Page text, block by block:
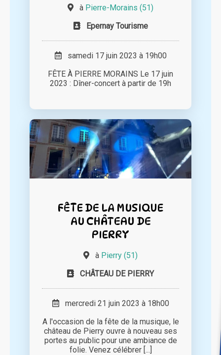
à Pierre-Morains (51)
Epernay Tourisme
samedi 17 juin 2023 à 19h00
FÊTE À PIERRE MORAINS Le 17 juin
2023 : Dîner-concert à partir de 19h
FÊTE DE LA MUSIQUE
AU CHÂTEAU DE
PIERRY
à Pierry (51)
CHÂTEAU DE PIERRY
mercredi 21 juin 2023 à 18h00
A l'occasion de la fête de la musique, le
château de Pierry ouvre à nouveau ses
portes au public pour une ambiance de
folie. Venez célébrer [...]